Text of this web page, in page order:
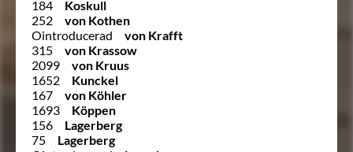
184
Koskull
252
von Kothen
Ointroducerad
von Krafft
315
von Krassow
2099
von Kruus
1652
Kunckel
167
von Köhler
1693
Köppen
156
Lagerberg
75
Lagerberg